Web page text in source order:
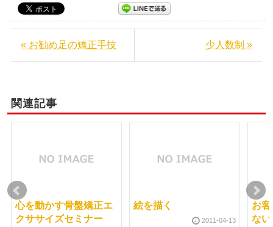
« お勧め足の矯正手技 少人数制 »
関連記事
心を動かす骨盤矯正エ
クササイズセミナー
絵を描く
2011-04-13
お
な